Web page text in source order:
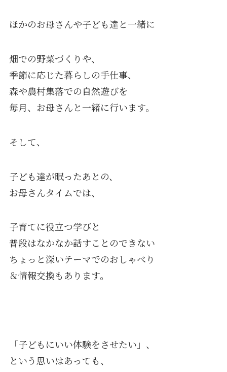
ほかのお母さんや子ども達と一緒に
畑での野菜づくりや、
季節に応じた暮らしの手仕事、
森や農村集落での自然遊びを
毎月、お母さんと一緒に行います。
そして、
子ども達が眠ったあとの、
お母さんタイムでは、
子育てに役立つ学びと
普段はなかなか話すことのできない
ちょっと深いテーマでのおしゃべり
＆情報交換もあります。
「子どもにいい体験をさせたい」、
という思いはあっても、